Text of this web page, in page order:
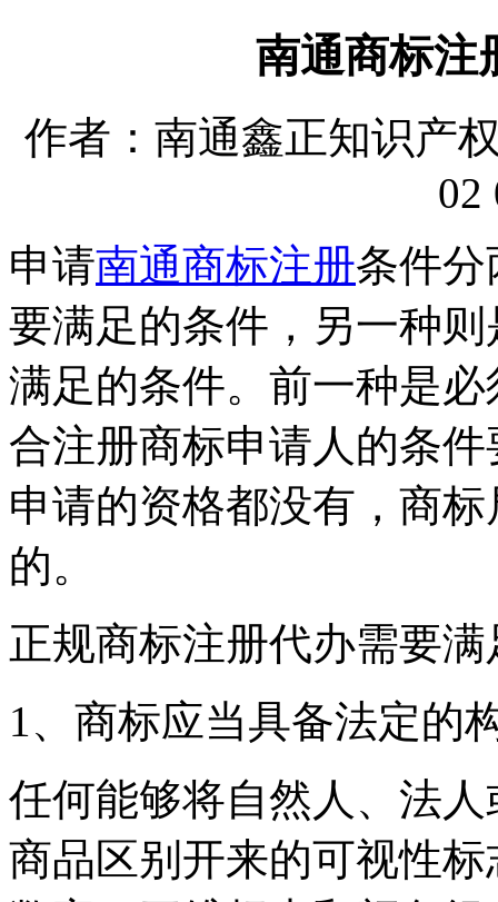
南通商标注
作者：南通鑫正知识产
02
申请南通商标注册条件
要满足的条件，另一种
满足的条件。前一种是
合注册商标申请人的条
申请的资格都没有，商
的。
正规商标注册代办需要满
1、商标应当具备法定的
任何能够将自然人、法
商品区别开来的可视性